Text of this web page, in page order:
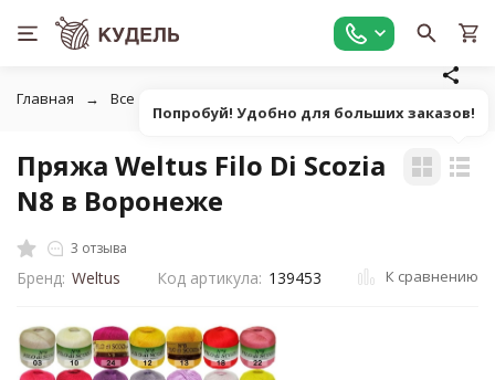
Главная Все для вязания
Пряжа Weltus Filo Di Scozia
N8 в Воронеже
3 отзыва
Бренд: Weltus Код артикула: 139453 К сравнению
Попробуй! Удобно для больших заказов!